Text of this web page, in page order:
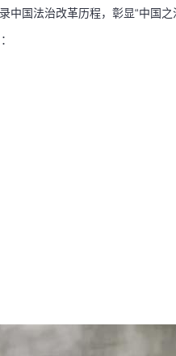
中国法治改革历程，彰显“中国
二维码阅读更多